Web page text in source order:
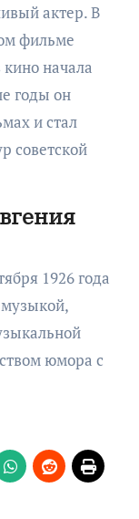
актер. В
фильме
начала
годы он
и стал
советской
1926 года
музыкой,
юмора с